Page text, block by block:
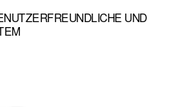
UND